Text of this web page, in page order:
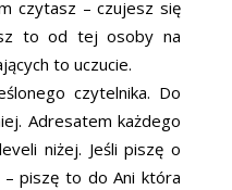
czytasz – czujesz się
to od tej osoby na
to uczucie.
czytelnika. Do
Adresatem każdego
niżej. Jeśli piszę o
– piszę to do Ani która